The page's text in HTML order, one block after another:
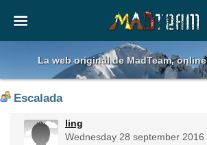
La web original de MadTeam,
Escalada
ling
Wednesday 28 september 2016